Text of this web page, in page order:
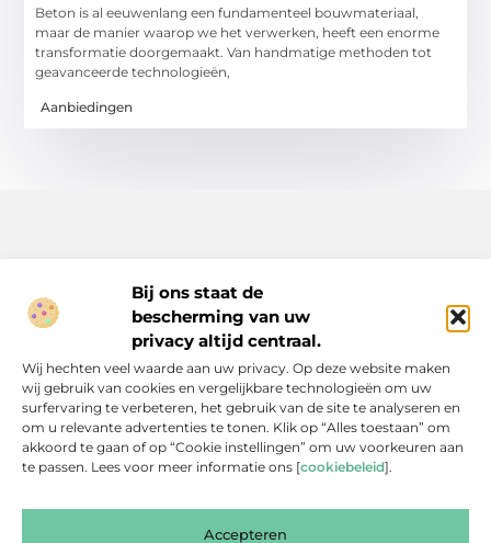
Bij ons staat de
bescherming van uw
privacy altijd centraal.
Wij hechten veel waarde aan uw privacy. Op deze website maken
wij gebruik van cookies en vergelijkbare technologieën om uw
surfervaring te verbeteren, het gebruik van de site te analyseren en
om u relevante advertenties te tonen. Klik op “Alles toestaan” om
akkoord te gaan of op “Cookie instellingen” om uw voorkeuren aan
te passen. Lees voor meer informatie ons [cookiebeleid].
Accepteren
Beton is al eeuwenlang een fundamenteel bouwmateriaal,
maar de manier waarop we het verwerken, heeft een enorme
transformatie doorgemaakt. Van handmatige methoden tot
geavanceerde technologieën,
Aanbiedingen
Inspiratie, tips en verhalen voor elk moment.
Ontdek een breed scala aan artikelen en blogs die je dagelijks
leven verrijken, van praktische adviezen tot boeiende verhalen.
Bericht categorie
Onze informatie